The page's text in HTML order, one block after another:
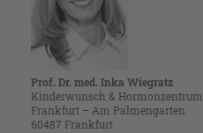
Prof. Dr. med. Inka Wiegratz
Kinderwunsch & Hormonzentrum
Frankfurt – Am Palmengarten
60487 Frankfurt